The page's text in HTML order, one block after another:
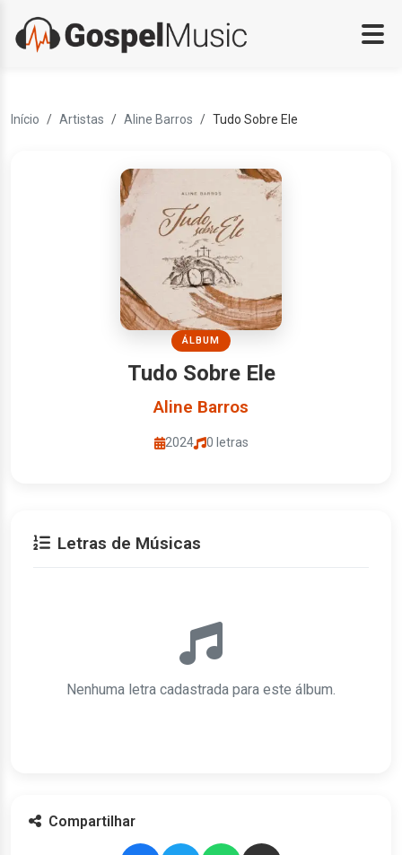
Início Artistas Aline Barros Tudo Sobre Ele
ÁLBUM
Tudo Sobre Ele
Aline Barros
2024 0 letras
Letras de Músicas
Nenhuma letra cadastrada para este álbum.
Compartilhar